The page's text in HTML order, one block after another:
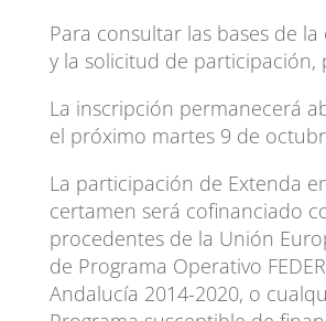
Para consultar las bases de
y la solicitud de participación,
La inscripción permanecerá
el próximo martes 9 de
La participación de Extenda
certamen será cofinanciado
procedentes de la Unión
de Programa Operativo
Andalucía 2014-2020, o